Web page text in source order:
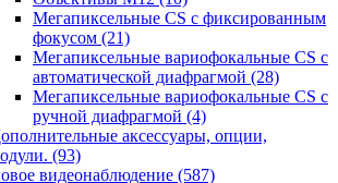
Мегапиксельные CS c фиксированным
фокусом (21)
Мегапиксельные вариофокальные CS c
автоматической диафрагмой (28)
Мегапиксельные вариофокальные CS c
ручной диафрагмой (4)
аксессуары, опции,
(93)
видеонаблюдение (587)